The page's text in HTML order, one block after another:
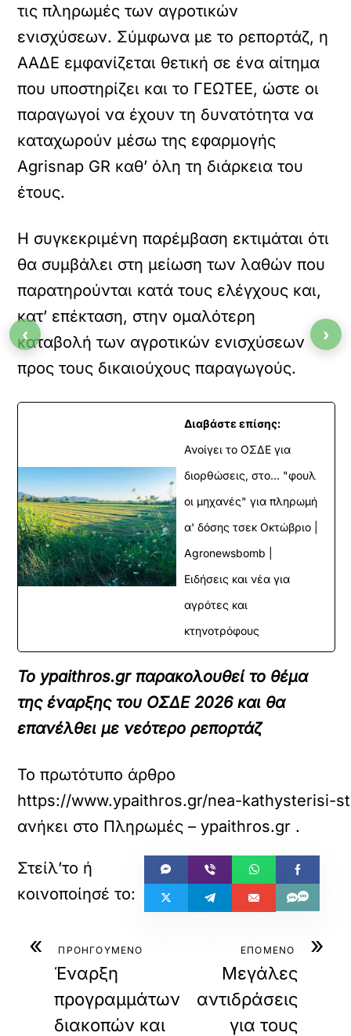
τις πληρωμές των αγροτικών
ενισχύσεων. Σύμφωνα με το ρεπορτάζ, η
ΑΑΔΕ εμφανίζεται θετική σε ένα αίτημα
που υποστηρίζει και το ΓΕΩΤΕΕ, ώστε οι
παραγωγοί να έχουν τη δυνατότητα να
καταχωρούν μέσω της εφαρμογής
Agrisnap GR καθ’ όλη τη διάρκεια του
έτους.
Η συγκεκριμένη παρέμβαση εκτιμάται ότι
θα συμβάλει στη μείωση των λαθών που
παρατηρούνται κατά τους ελέγχους και,
κατ’ επέκταση, στην ομαλότερη
καταβολή των αγροτικών ενισχύσεων
προς τους δικαιούχους παραγωγούς.
Διαβάστε επίσης:
Ανοίγει το ΟΣΔΕ για
διορθώσεις, στο... "φουλ
οι μηχανές" για πληρωμή
α' δόσης τσεκ Οκτώβριο |
Agronewsbomb |
Ειδήσεις και νέα για
αγρότες και
κτηνοτρόφους
Το ypaithros.gr παρακολουθεί το θέμα
της έναρξης του ΟΣΔΕ 2026 και θα
επανέλθει με νεότερο ρεπορτάζ
Το πρωτότυπο άρθρο
https://www.ypaithros.gr/nea-kathysterisi-
ανήκει στο Πληρωμές – ypaithros.gr .
« ΠΡΟΗΓΟΥΜΕΝΟ
Έναρξη
προγραμμάτων
διακοπών και
»
ΕΠΟΜΕΝΟ
Μεγάλες
αντιδράσεις
για τους
‹ ›